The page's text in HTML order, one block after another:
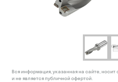
Вся информация, указанная на сайте,
и не является публичной офертой.